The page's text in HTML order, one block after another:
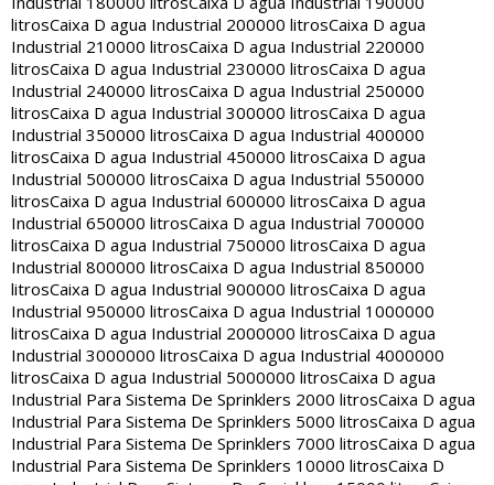
litrosCaixa D agua Industrial 200000 litrosCaixa D agua
Industrial 210000 litrosCaixa D agua Industrial 220000
litrosCaixa D agua Industrial 230000 litrosCaixa D agua
Industrial 240000 litrosCaixa D agua Industrial 250000
litrosCaixa D agua Industrial 300000 litrosCaixa D agua
Industrial 350000 litrosCaixa D agua Industrial 400000
litrosCaixa D agua Industrial 450000 litrosCaixa D agua
Industrial 500000 litrosCaixa D agua Industrial 550000
litrosCaixa D agua Industrial 600000 litrosCaixa D agua
Industrial 650000 litrosCaixa D agua Industrial 700000
litrosCaixa D agua Industrial 750000 litrosCaixa D agua
Industrial 800000 litrosCaixa D agua Industrial 850000
litrosCaixa D agua Industrial 900000 litrosCaixa D agua
Industrial 950000 litrosCaixa D agua Industrial 1000000
litrosCaixa D agua Industrial 2000000 litrosCaixa D agua
Industrial 3000000 litrosCaixa D agua Industrial 4000000
litrosCaixa D agua Industrial 5000000 litrosCaixa D agua
Industrial Para Sistema De Sprinklers 2000 litrosCaixa D agua
Industrial Para Sistema De Sprinklers 5000 litrosCaixa D agua
Industrial Para Sistema De Sprinklers 7000 litrosCaixa D agua
Industrial Para Sistema De Sprinklers 10000 litrosCaixa D